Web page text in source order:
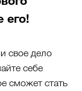
его!
свое дело
себе
сможет стать